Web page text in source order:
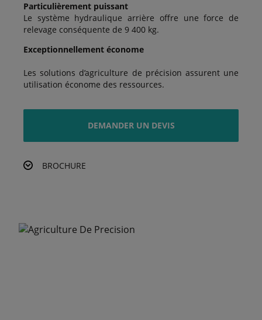
Particulièrement puissant
Le système hydraulique arrière offre une force de
relevage conséquente de 9 400 kg.
Exceptionnellement économe
Les solutions d’agriculture de précision assurent une
utilisation économe des ressources.
DEMANDER UN DEVIS
BROCHURE